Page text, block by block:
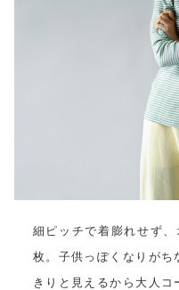
細ピッチで着膨れせず
枚。子供っぽくなりがち
きりと見えるから大人